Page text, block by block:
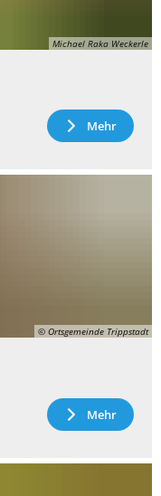
Michael Raka Weckerle
Mehr
© Ortsgemeinde Trippstadt
Mehr